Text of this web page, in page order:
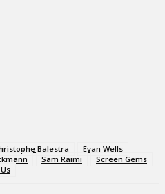
Balestra
Evan Wells
Sam Raimi
Screen Gems